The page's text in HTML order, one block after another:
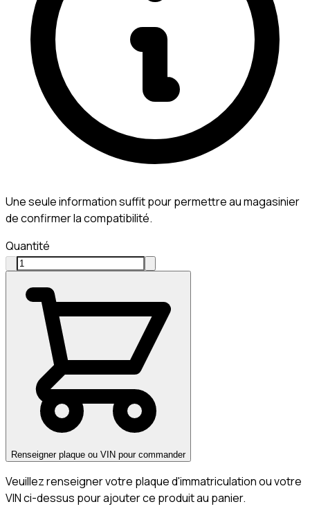
Une seule information suffit pour permettre au magasinier
de confirmer la compatibilité.
Quantité
Renseigner plaque ou VIN pour commander
Veuillez renseigner votre plaque d'immatriculation ou votre
VIN ci-dessus pour ajouter ce produit au panier.